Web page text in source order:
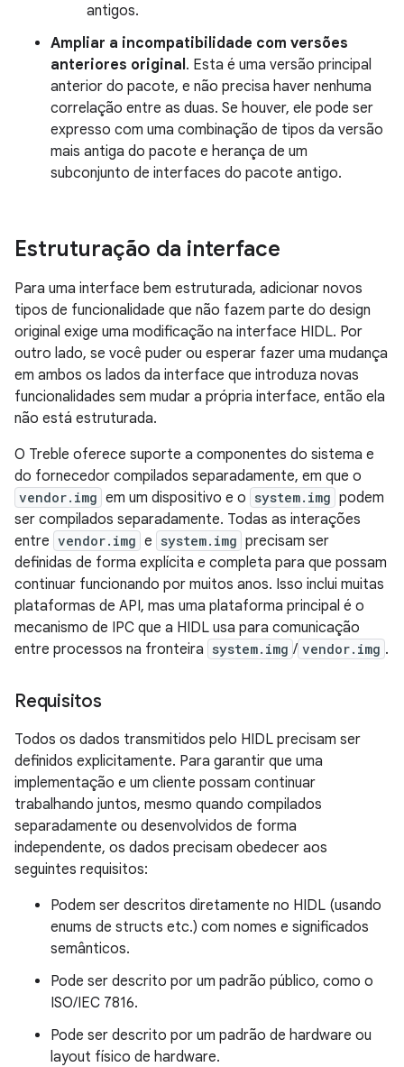
antigos.
Ampliar a incompatibilidade com versões
anteriores original. Esta é uma versão principal
anterior do pacote, e não precisa haver nenhuma
correlação entre as duas. Se houver, ele pode ser
expresso com uma combinação de tipos da versão
mais antiga do pacote e herança de um
subconjunto de interfaces do pacote antigo.
Estruturação da interface
Para uma interface bem estruturada, adicionar novos
tipos de funcionalidade que não fazem parte do design
original exige uma modificação na interface HIDL. Por
outro lado, se você puder ou esperar fazer uma mudança
em ambos os lados da interface que introduza novas
funcionalidades sem mudar a própria interface, então ela
não está estruturada.
O Treble oferece suporte a componentes do sistema e
do fornecedor compilados separadamente, em que o
vendor.img em um dispositivo e o system.img podem
ser compilados separadamente. Todas as interações
entre vendor.img e system.img precisam ser
definidas de forma explícita e completa para que possam
continuar funcionando por muitos anos. Isso inclui muitas
plataformas de API, mas uma plataforma principal é o
mecanismo de IPC que a HIDL usa para comunicação
entre processos na fronteira system.img / vendor.img .
Requisitos
Todos os dados transmitidos pelo HIDL precisam ser
definidos explicitamente. Para garantir que uma
implementação e um cliente possam continuar
trabalhando juntos, mesmo quando compilados
separadamente ou desenvolvidos de forma
independente, os dados precisam obedecer aos
seguintes requisitos:
Podem ser descritos diretamente no HIDL (usando
enums de structs etc.) com nomes e significados
semânticos.
Pode ser descrito por um padrão público, como o
ISO/IEC 7816.
Pode ser descrito por um padrão de hardware ou
layout físico de hardware.